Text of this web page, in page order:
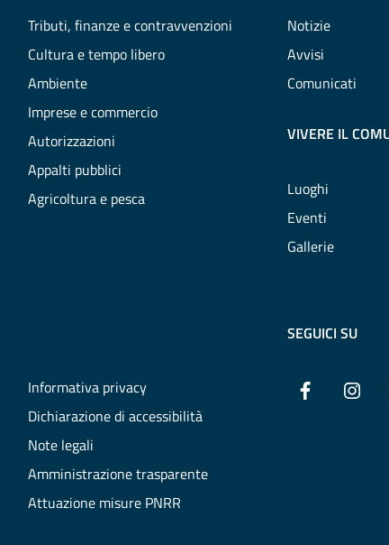
Tributi, finanze e contravvenzioni
Cultura e tempo libero
Ambiente
Imprese e commercio
Autorizzazioni
Appalti pubblici
Agricoltura e pesca
Notizie
Avvisi
Comunicati
VIVERE IL
Luoghi
Eventi
Gallerie
Informativa privacy
Dichiarazione di accessibilità
Note legali
Amministrazione trasparente
Attuazione misure PNRR
SEGUICI SU
Facebook